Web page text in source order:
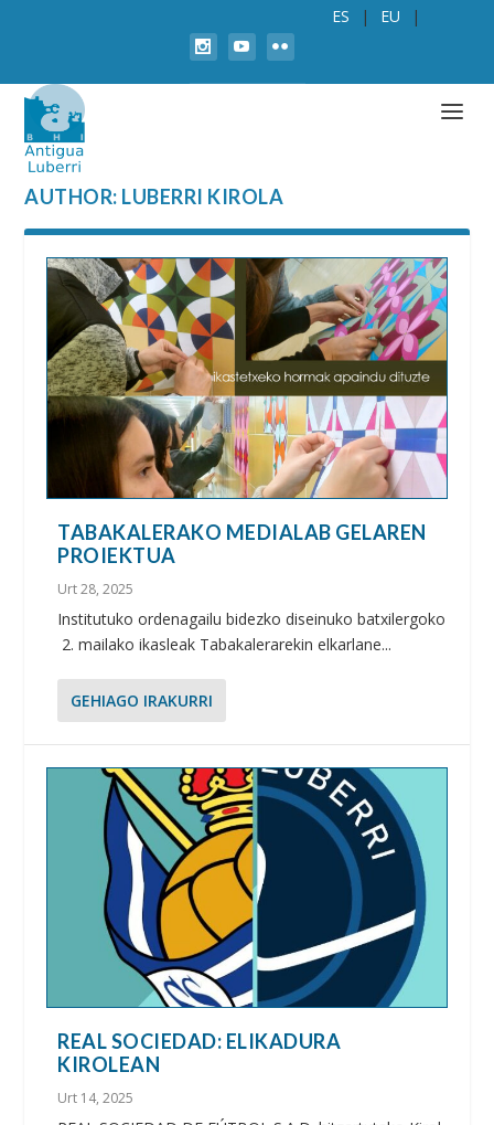
EU
ES
AUTHOR: LUBERRI KIROLA
TABAKALERAKO MEDIALAB GELAREN
PROIEKTUA
Urt 28, 2025
Institutuko ordenagailu bidezko diseinuko batxilergoko
2. mailako ikasleak Tabakalerarekin elkarlane...
GEHIAGO IRAKURRI
REAL SOCIEDAD: ELIKADURA
KIROLEAN
Urt 14, 2025